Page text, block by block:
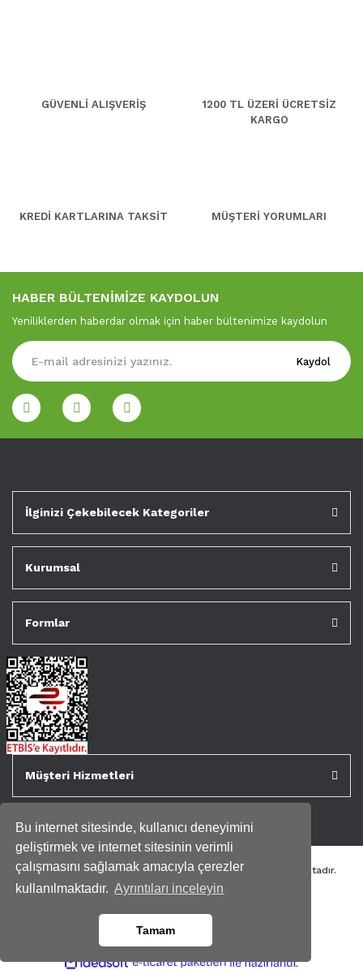
Bu internet sitesinde, kullanıcı deneyimini
geliştirmek ve internet sitesinin verimli
çalışmasını sağlamak amacıyla çerezler
kullanılmaktadır. Ayrıntıları inceleyin
Tamam
GÜVENLİ ALIŞVERİŞ
1200 TL ÜZERİ ÜCRETSİZ
KARGO
KREDİ KARTLARINA TAKSİT MÜŞTERİ YORUMLARI
HABER BÜLTENİMİZE KAYDOLUN
Yeniliklerden haberdar olmak için haber bültenimize kaydolun
Kaydol
İlginizi Çekebilecek Kategoriler
Kurumsal
Formlar
Müşteri Hizmetleri
Tüm kredi kartı bilgileriniz 256bit SSL Sertifikası ile korunmaktadır.
Genispencere.com Tüm Hakları Saklıdır.
ideasoft e- ile